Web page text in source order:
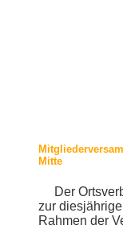
Mitte
Der
zur
Rahmen der